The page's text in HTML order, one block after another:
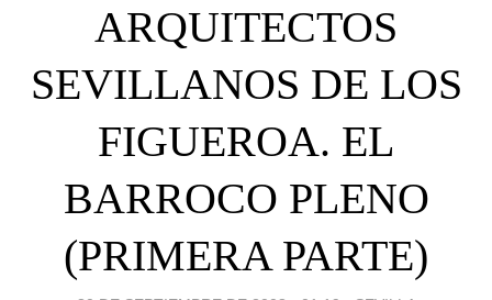
ARQUITECTOS
SEVILLANOS DE LOS
FIGUEROA. EL
BARROCO PLENO
(PRIMERA PARTE)